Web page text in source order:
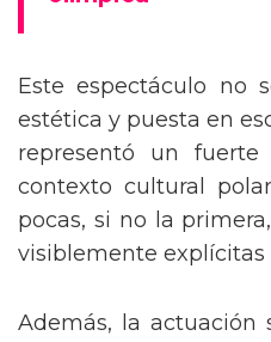
Este espectáculo no
estética y puesta en
representó un
contexto cultural
pocas, si no la
visiblemente explícitas
Además, la actuación